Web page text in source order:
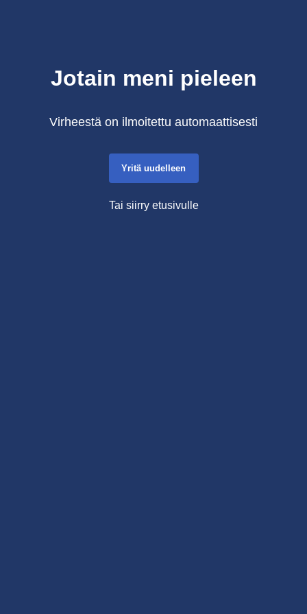
Jotain meni pieleen
Virheestä on ilmoitettu automaattisesti
Yritä uudelleen
Tai siirry etusivulle